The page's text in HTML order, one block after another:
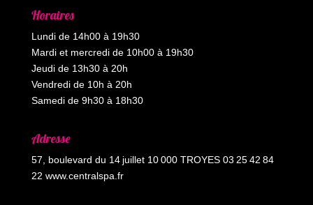
Horaires
Lundi de 14h00 à 19h30
Mardi et mercredi de 10h00 à 19h30
Jeudi de 13h30 à 20h
Vendredi de 10h à 20h
Samedi de 9h30 à 18h30
Adresse
57, boulevard du 14 juillet 10 000 TROYES 03 25 42 84
22 www.centralspa.fr